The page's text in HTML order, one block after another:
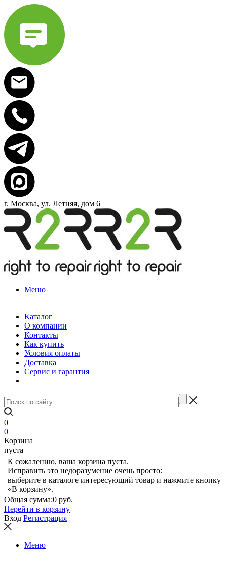
г. Москва, ул. Летняя, дом 6
Меню
Каталог
О компании
Контакты
Как купить
Условия оплаты
Доставка
Сервис и гарантия
0
0
Корзина
пуста
К сожалению, ваша корзина пуста.
Исправить это недоразумение очень просто:
выберите в каталоге интересующий товар и нажмите кнопку
«В корзину».
Общая сумма:0 руб.
Перейти в корзину
Вход Регистрация
Меню